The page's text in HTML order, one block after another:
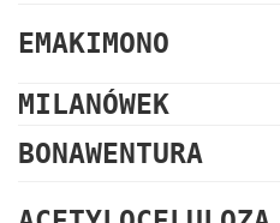
EMAKIMONO
MILANÓWEK
BONAWENTURA